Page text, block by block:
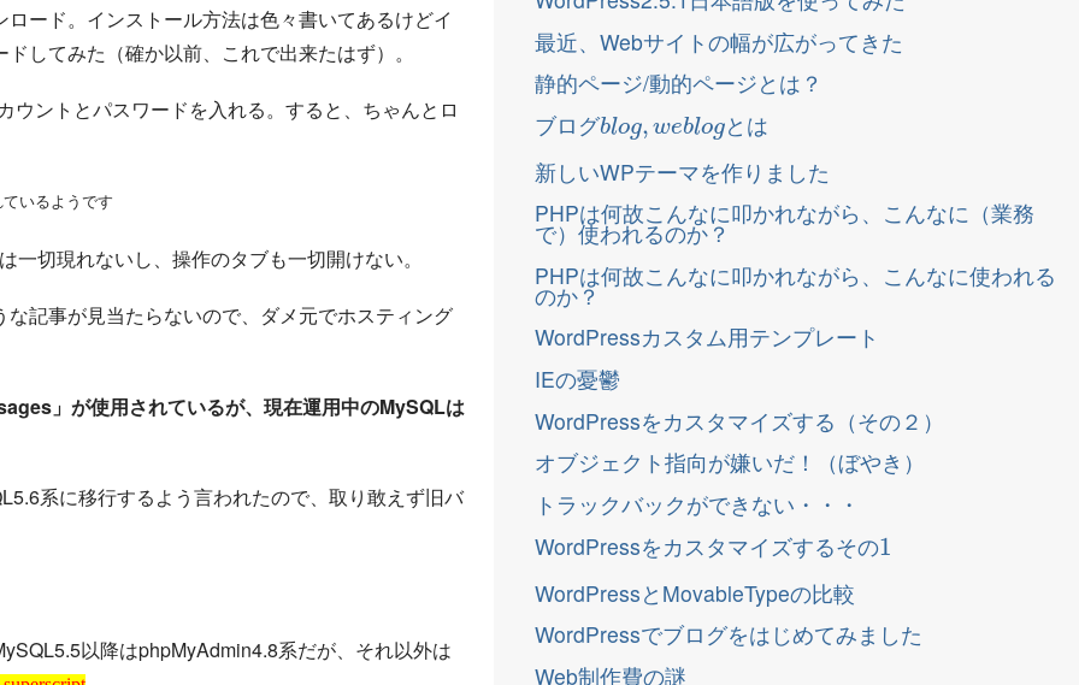
ード。インストール方法は色々書いてあるけどイ
してみた（確か以前、これで出来たはず）。
ントとパスワードを入れる。すると、ちゃんとロ
いるようです
切現れないし、操作のタブも一切開けない。
記事が見当たらないので、ダメ元でホスティング
」が使用されているが、現在運用中のMySQLは
系に移行するよう言われたので、取り敢えず旧バ
以降はphpMyAdmin4.8系だが、それ以外は
最近、Webサイトの幅が広がってきた
静的ページ/動的ページとは？
ブログ
o , web
とは
新しいWPテーマを作りました
PHPは何故こんなに叩かれながら、こんなに（業務
で）使われるのか？
PHPは何故こんなに叩かれながら、こんなに使われる
のか？
WordPressカスタム用テンプレート
IEの憂鬱
WordPressをカスタマイズする（その２）
オブジェクト指向が嫌いだ！（ぼやき）
トラックバックができない・・・
WordPressをカスタマイズする
そ の
WordPressとMovableTypeの比較
WordPressでブログをはじめてみました
Web制作費の謎